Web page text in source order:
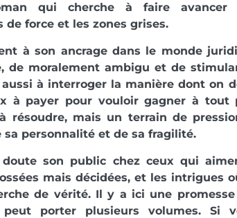
qui cherche à faire avancer
force et les zones grises.
à son ancrage dans le monde
de moralement ambigu et de
à interroger la manière dont on
à payer pour vouloir gagner à tout
résoudre, mais un terrain de
sa personnalité et de sa fragilité.
son public chez ceux qui
mais décidées, et les intrigues
de vérité. Il y a ici une
porter plusieurs volumes. Si